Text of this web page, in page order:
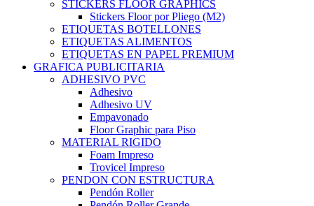
STICKERS FLOOR GRAPHICS
Stickers Floor por Pliego (M2)
ETIQUETAS BOTELLONES
ETIQUETAS ALIMENTOS
ETIQUETAS EN PAPEL PREMIUM
GRAFICA PUBLICITARIA
ADHESIVO PVC
Adhesivo
Adhesivo UV
Empavonado
Floor Graphic para Piso
MATERIAL RIGIDO
Foam Impreso
Trovicel Impreso
PENDON CON ESTRUCTURA
Pendón Roller